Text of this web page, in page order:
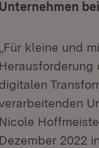
Unternehmen
„Für kleine und
Herausforderung
digitalen
Nicole
Dezember 2022